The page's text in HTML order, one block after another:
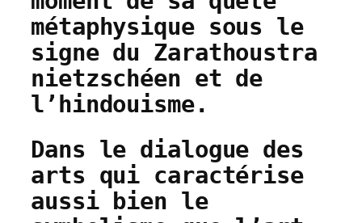
métaphysique sous le
signe du Zarathoustra
nietzschéen et de
l’hindouisme.
Dans le dialogue des
arts qui caractérise
aussi bien le